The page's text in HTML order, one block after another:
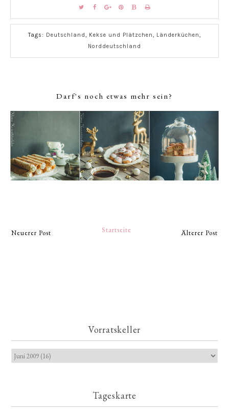
Tags: Deutschland, Kekse und Plätzchen, Länderküchen,
Norddeutschland
Darf's noch etwas mehr sein?
Neuerer Post Älterer Post
Startseite
Vorratskeller
Tageskarte